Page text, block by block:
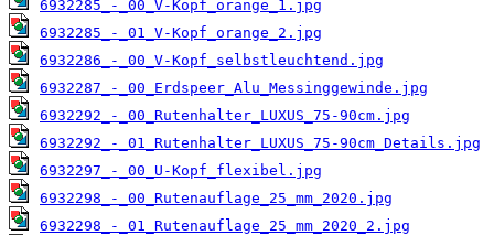
6932285_-_00_V-Kopf_orange_1.jpg
6932285_-_01_V-Kopf_orange_2.jpg
6932286_-_00_V-Kopf_selbstleuchtend.jpg
6932287_-_00_Erdspeer_Alu_Messinggewinde.jpg
6932292_-_00_Rutenhalter_LUXUS_75-90cm.jpg
6932292_-_01_Rutenhalter_LUXUS_75-90cm_Details.jpg
6932297_-_00_U-Kopf_flexibel.jpg
6932298_-_00_Rutenauflage_25_mm_2020.jpg
6932298_-_01_Rutenauflage_25_mm_2020_2.jpg